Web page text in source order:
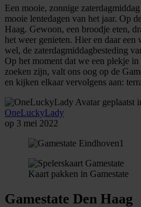
Een mooie, zonnige
mooie lentedagen van het jaar. Op
Haag. Gewoon, een broodje eten,
het weer genieten. Hier en daar
wel, de zaterdagmiddagbesteding
Op het moment dat we een plekje in
zoeken zijn, valt ons oog op de
en kijken elkaar vervolgens aan:
geplaatst
OneLuckyLady
op 3 mei 2022
Kaart pakken in Gamestate
Gamestate Den Haag